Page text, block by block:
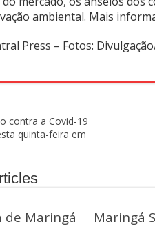
ambiental. Mais
Press – Fotos:
contra a Covid-19
quinta-feira em
de Maringá
Maringá